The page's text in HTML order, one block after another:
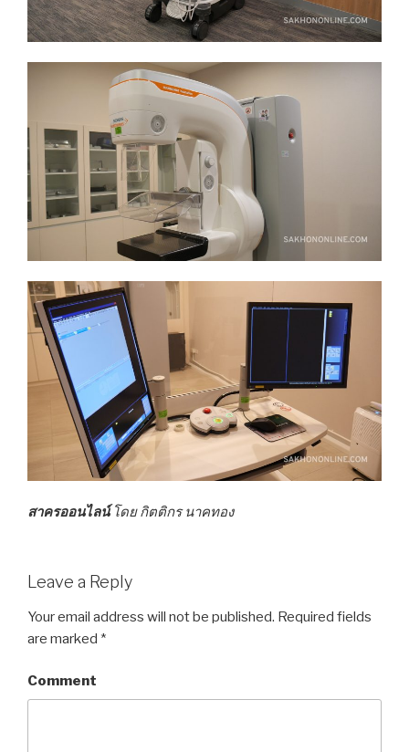
สาครออนไลน์ โดย กิตติกร นาคทอง
Leave a Reply
Your email address will not be published. Required fields
are marked *
Comment